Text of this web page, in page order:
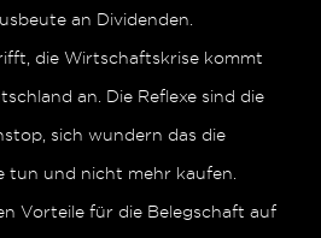
an Dividenden.
die Wirtschaftskrise kommt
an. Die Reflexe sind die
sich wundern das die
tun und nicht mehr kaufen.
Vorteile für die Belegschaft auf